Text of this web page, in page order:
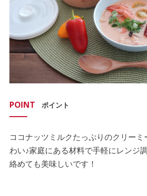
POINT ポイント
ココナッツミルクたっぷりのクリーミ
わい♪家庭にある材料で手軽にレンジ
絡めても美味しいです！